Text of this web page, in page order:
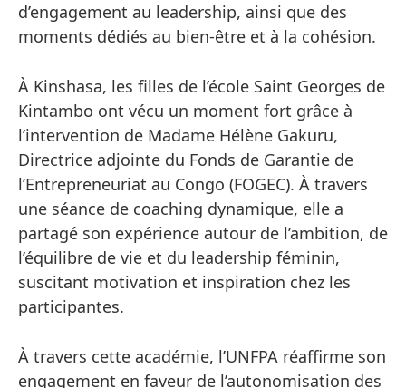
d’engagement au leadership, ainsi que des
moments dédiés au bien-être et à la cohésion.
À Kinshasa, les filles de l’école Saint Georges de
Kintambo ont vécu un moment fort grâce à
l’intervention de Madame Hélène Gakuru,
Directrice adjointe du Fonds de Garantie de
l’Entrepreneuriat au Congo (FOGEC). À travers
une séance de coaching dynamique, elle a
partagé son expérience autour de l’ambition, de
l’équilibre de vie et du leadership féminin,
suscitant motivation et inspiration chez les
participantes.
À travers cette académie, l’UNFPA réaffirme son
engagement en faveur de l’autonomisation des